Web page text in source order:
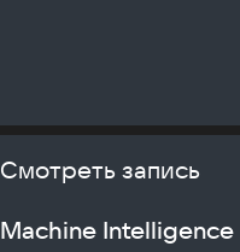
Смотреть запись
Machine Intelligence